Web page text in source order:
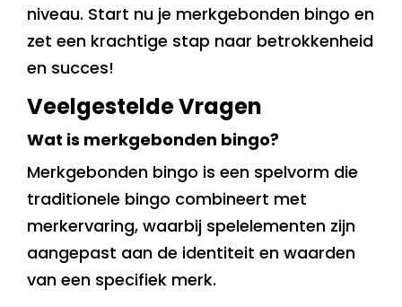
niveau. Start nu je merkgebonden bingo en
zet een krachtige stap naar betrokkenheid
en succes!
Veelgestelde Vragen
Wat is merkgebonden bingo?
Merkgebonden bingo is een spelvorm die
traditionele bingo combineert met
merkervaring, waarbij spelelementen zijn
aangepast aan de identiteit en waarden
van een specifiek merk.